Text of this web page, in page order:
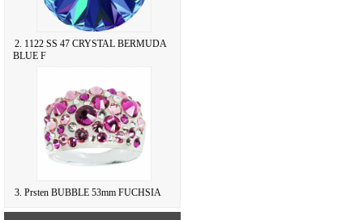
2. 1122 SS 47 CRYSTAL BERMUDA
BLUE F
3. Prsten BUBBLE 53mm FUCHSIA